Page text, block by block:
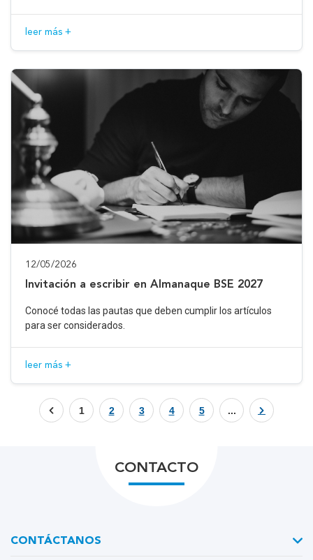
leer más +
12/05/2026
Invitación a escribir en Almanaque BSE 2027
Conocé todas las pautas que deben cumplir los artículos
para ser considerados.
leer más +
1 2 3 4 5 ...
CONTACTO
CONTÁCTANOS